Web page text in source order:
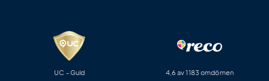
UC - Guld 4,6 av 1183 omdömen